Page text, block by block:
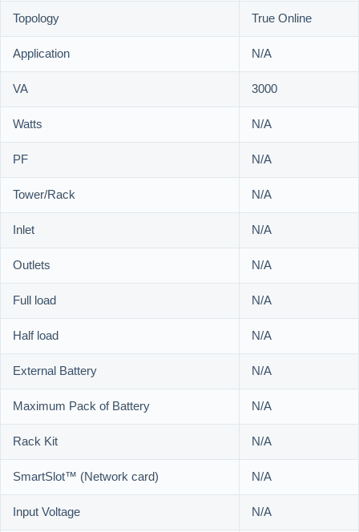
Topology
True Online
Application
N/A
VA
3000
Watts
N/A
PF
N/A
Tower/Rack
N/A
Inlet
N/A
Outlets
N/A
Full load
N/A
Half load
N/A
External Battery
N/A
Maximum Pack of Battery
N/A
Rack Kit
N/A
SmartSlot™ (Network card)
N/A
Input Voltage
N/A